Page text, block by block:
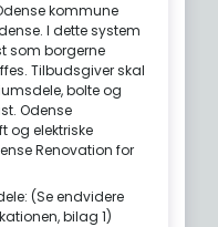
kommune
I dette system
som borgerne
Tilbudsgiver skal
bolte og
Odense
og elektriske
Renovation for
(Se endvidere
bilag 1)